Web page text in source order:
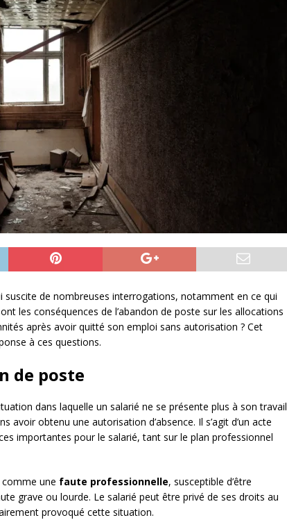
suscite de nombreuses interrogations, notamment en ce qui
les conséquences de l’abandon de poste sur les allocations
après avoir quitté son emploi sans autorisation ? Cet
à ces questions.
de poste
dans laquelle un salarié ne se présente plus à son travail
avoir obtenu une autorisation d’absence. Il s’agit d’un acte
importantes pour le salarié, tant sur le plan professionnel
une faute professionnelle, susceptible d’être
grave ou lourde. Le salarié peut être privé de ses droits au
provoqué cette situation.